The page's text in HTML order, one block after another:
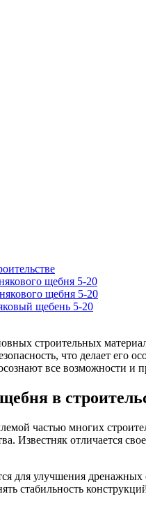
щебня 5-20
щебня 5-20
щебень 5-20
строительных
что делает
все возможности и
в
частью многих
Известняк отличается
для улучшения
стабильность